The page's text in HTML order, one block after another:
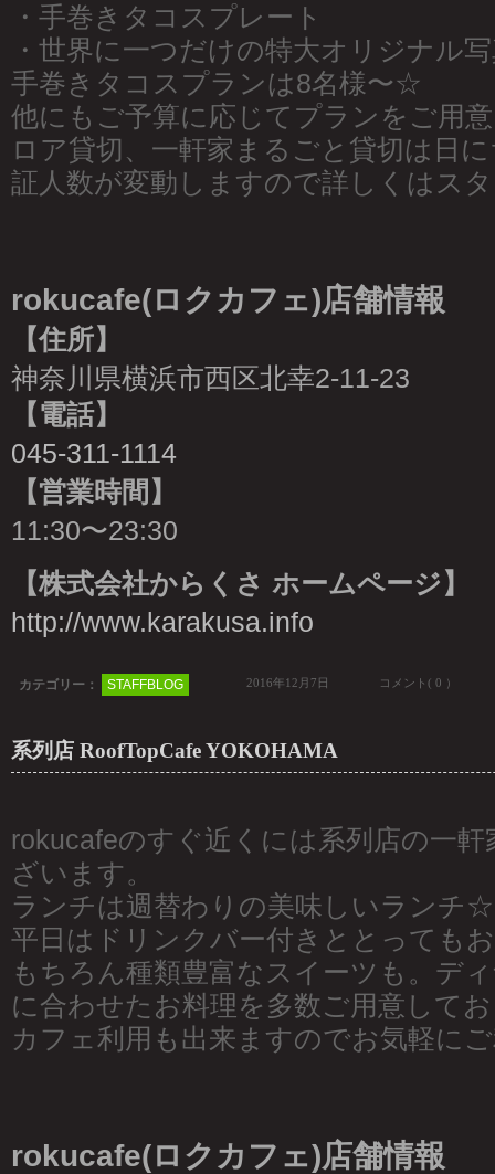
・手巻きタコスプレート
・世界に一つだけの特大オリジナル
手巻きタコスプランは8名様〜☆
他にもご予算に応じてプランをご用
ロア貸切、一軒家まるごと貸切は日
証人数が変動しますので詳しくはス
rokucafe(ロクカフェ)店舗情報
【住所】
神奈川県横浜市西区北幸2-11-23
【電話】
045-311-1114
【営業時間】
11:30〜23:30
【株式会社からくさ ホームページ】
http://www.karakusa.info
カテゴリー： STAFFBLOG 2016年12月7日 コメント( 0 ）
系列店 RoofTopCafe YOKOHAMA
rokucafeのすぐ近くには系列店の一
ざいます。
ランチは週替わりの美味しいランチ☆
平日はドリンクバー付きととっても
もちろん種類豊富なスイーツも。デ
に合わせたお料理を多数ご用意して
カフェ利用も出来ますのでお気軽に
rokucafe(ロクカフェ)店舗情報